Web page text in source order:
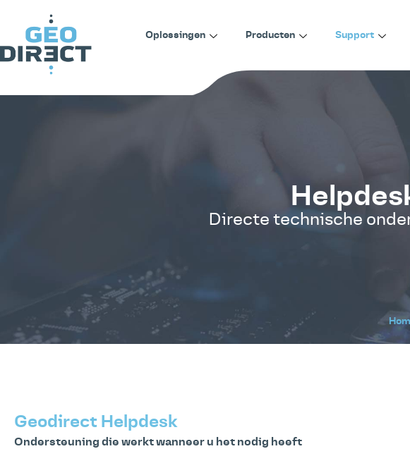
Oplossingen Producten Support
Directe technische
Geodirect Helpdesk
Ondersteuning die werkt wanneer u het nodig heeft